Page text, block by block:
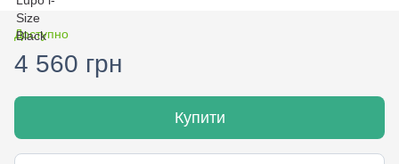
Доступно
4 560 грн
Купити